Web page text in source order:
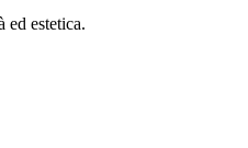
ed estetica.